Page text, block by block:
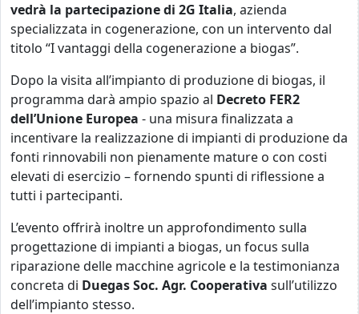
vedrà la partecipazione di 2G Italia, azienda
specializzata in cogenerazione, con un intervento dal
titolo “I vantaggi della cogenerazione a biogas”.
Dopo la visita all’impianto di produzione di biogas, il
programma darà ampio spazio al Decreto FER2
dell’Unione Europea - una misura finalizzata a
incentivare la realizzazione di impianti di produzione da
fonti rinnovabili non pienamente mature o con costi
elevati di esercizio – fornendo spunti di riflessione a
tutti i partecipanti.
L’evento offrirà inoltre un approfondimento sulla
progettazione di impianti a biogas, un focus sulla
riparazione delle macchine agricole e la testimonianza
concreta di Duegas Soc. Agr. Cooperativa sull’utilizzo
dell’impianto stesso.